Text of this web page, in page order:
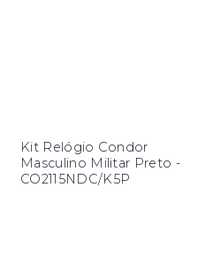
Kit Relógio Condor
Masculino Militar Preto -
CO2115NDC/K5P